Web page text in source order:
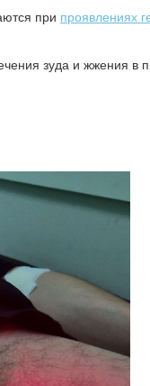
при проявлениях
зуда и жжения в